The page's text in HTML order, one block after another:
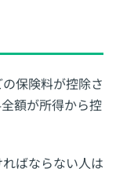
保険料が控除さ
額が所得から控
ばならない人は